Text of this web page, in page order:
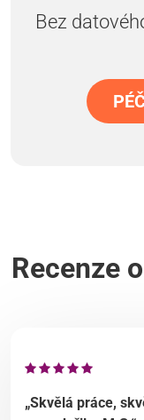
Bez
Recenze
„Skvělá práce,